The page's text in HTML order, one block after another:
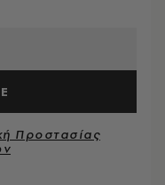
Προστασίας